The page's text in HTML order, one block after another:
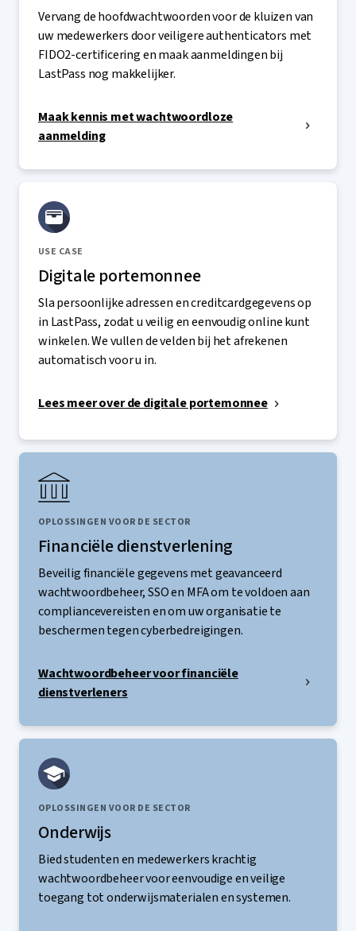
Vervang de hoofdwachtwoorden voor de kluizen van
uw medewerkers door veiligere authenticators met
FIDO2-certificering en maak aanmeldingen bij
LastPass nog makkelijker.
Maak kennis met wachtwoordloze
aanmelding
USE CASE
Digitale portemonnee
Sla persoonlijke adressen en creditcardgegevens op
in LastPass, zodat u veilig en eenvoudig online kunt
winkelen. We vullen de velden bij het afrekenen
automatisch voor u in.
Lees meer over de digitale portemonnee
OPLOSSINGEN VOOR DE SECTOR
Financiële dienstverlening
Beveilig financiële gegevens met geavanceerd
wachtwoordbeheer, SSO en MFA om te voldoen aan
compliancevereisten en om uw organisatie te
beschermen tegen cyberbedreigingen.
Wachtwoordbeheer voor financiële
dienstverleners
OPLOSSINGEN VOOR DE SECTOR
Onderwijs
Bied studenten en medewerkers krachtig
wachtwoordbeheer voor eenvoudige en veilige
toegang tot onderwijsmaterialen en systemen.